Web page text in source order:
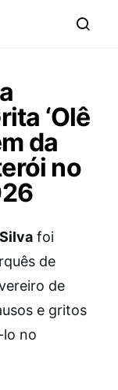
‘Olê
da
no
foi
de
de
e gritos
lo no